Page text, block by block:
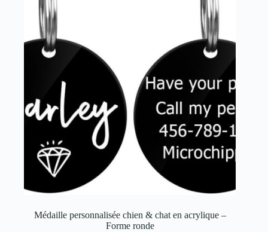
Médaille personnalisée chien & chat en acrylique –
Forme ronde